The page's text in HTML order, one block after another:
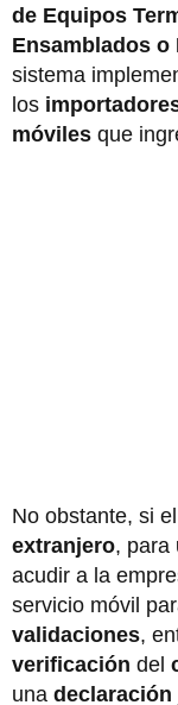
de Equipos
Ensamblados o
sistema
los
móviles que
No obstante, si el
extranjero, para
acudir a la
servicio móvil
validaciones,
verificación del
una